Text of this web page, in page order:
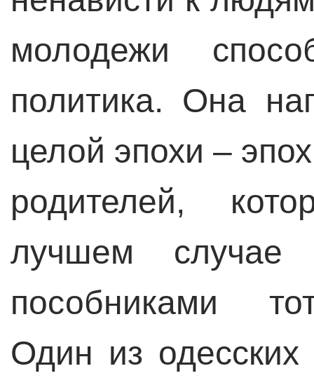
молодежи
политика. Она
целой эпохи –
родителей,
лучшем
пособниками
Один из одесских